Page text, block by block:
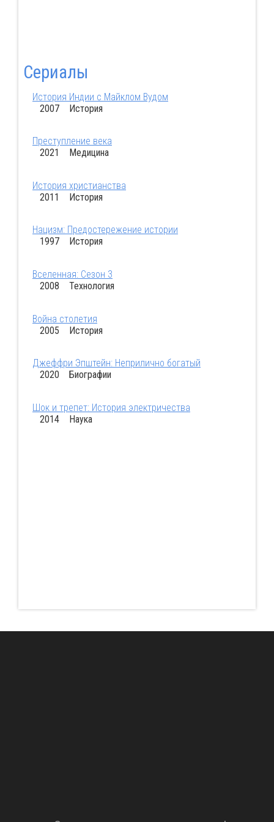
Сериалы
История Индии с Майклом Вудом
2007 История
Преступление века
2021 Медицина
История христианства
2011 История
Нацизм: Предостережение истории
1997 История
Вселенная: Сезон 3
2008 Технология
Война столетия
2005 История
Джеффри Эпштейн: Неприлично богатый
2020 Биографии
Шок и трепет: История электричества
2014 Наука